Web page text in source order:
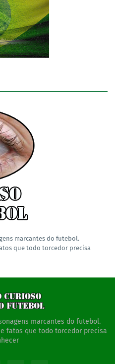
marcantes do futebol.
que todo torcedor precisa
marcantes do futebol.
fatos que todo torcedor precisa